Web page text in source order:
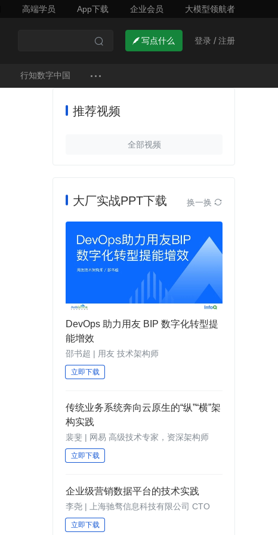
高端学员 App下载 企业会员 大模型领航者
  写点什么 登录 / 注册
行知数字中国
推荐视频
全部视频
大厂实战PPT下载 换一换 
DevOps 助力用友 BIP 数字化转型提
能增效
邵书超 | 用友 技术架构师
立即下载
传统业务系统奔向云原生的“纵”“横”架
构实践
裴斐 | 网易 高级技术专家，资深架构师
立即下载
企业级营销数据平台的技术实践
李尧 | 上海驰骛信息科技有限公司 CTO
立即下载